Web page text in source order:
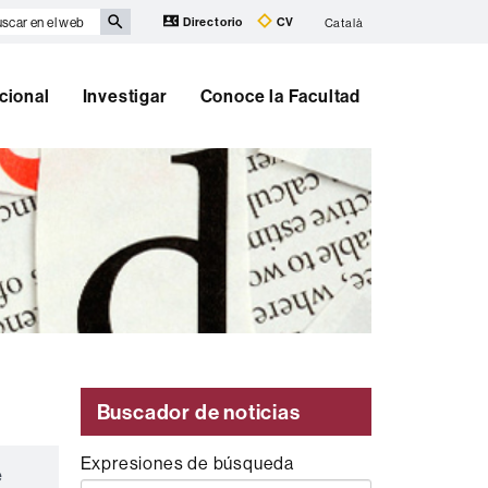
Directorio CV Català
Investigar Conoce la Facultad
Buscador de noticias
Expresiones de búsqueda